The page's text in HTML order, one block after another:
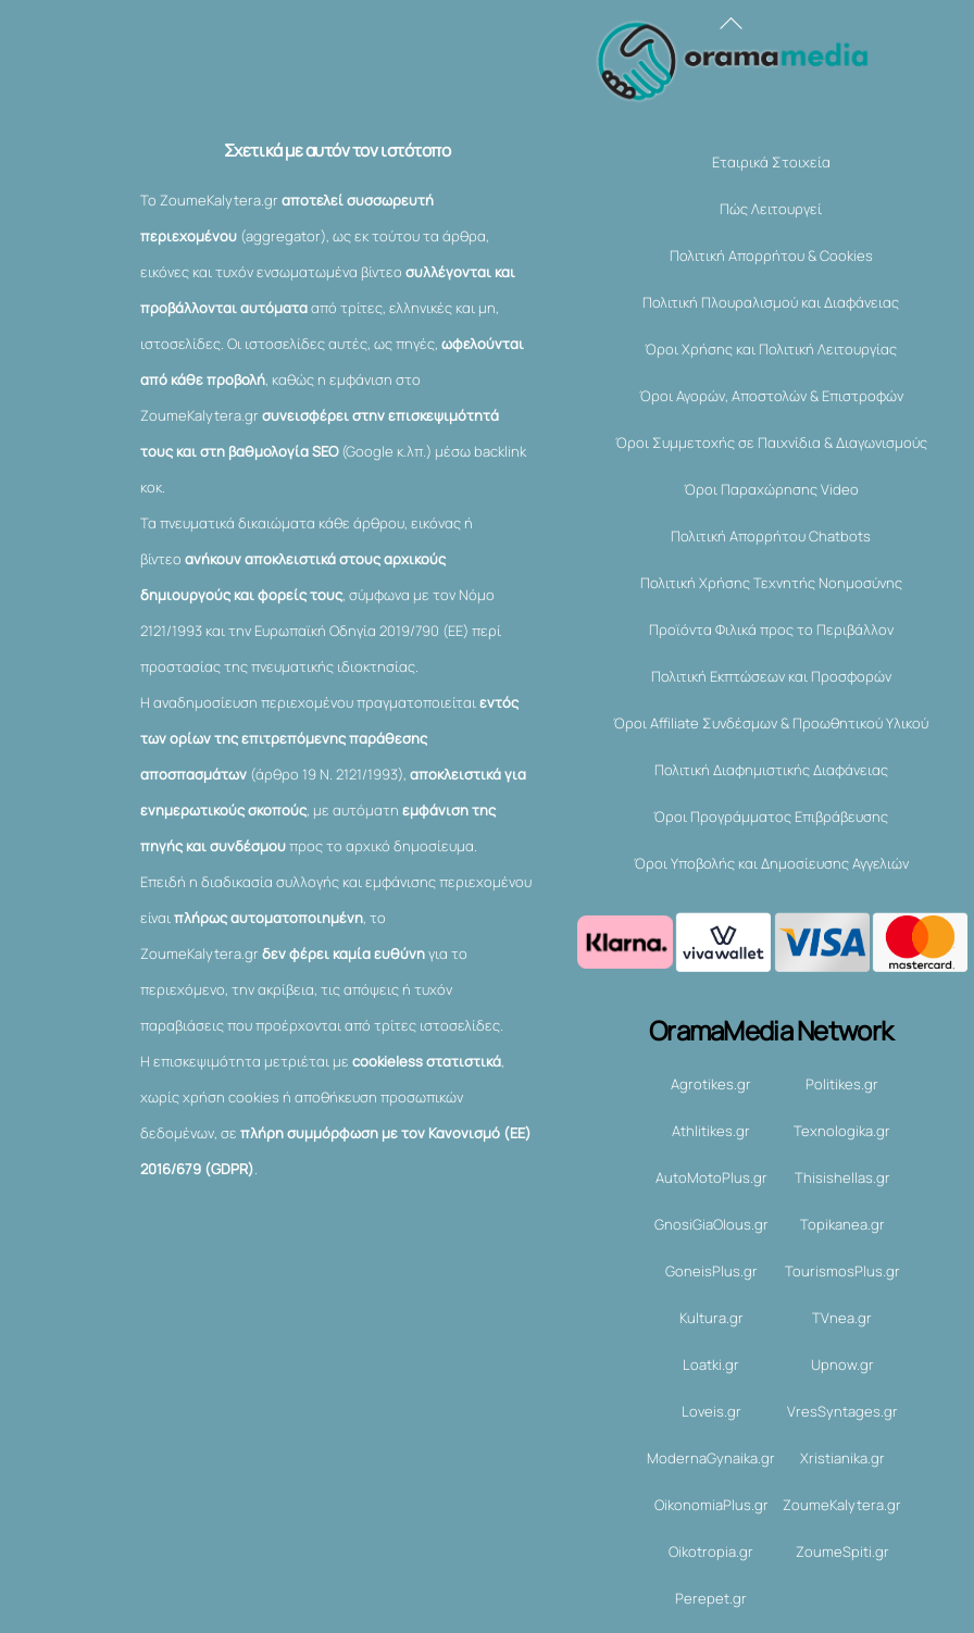
Back
To
Σχετικά με αυτόν τον ιστότοπο
Το ZoumeKalytera.grαποτελεί συσσωρευτή
περιεχομένου (aggregator), ως εκ τούτου τα άρθρα,
εικόνες και τυχόν ενσωματωμένα βίντεοσυλλέγονται και
προβάλλονται αυτόματααπό τρίτες, ελληνικές και μη,
ιστοσελίδες. Οι ιστοσελίδες αυτές, ως πηγές,ωφελούνται
από κάθε προβολή, καθώς η εμφάνιση στο
ZoumeKalytera.gr συνεισφέρει στην επισκεψιμότητά
τους και στη βαθμολογία SEO(Google κ.λπ.) μέσω backlink
κοκ.
Τα πνευματικά δικαιώματα κάθε άρθρου, εικόνας ή
βίντεοανήκουν αποκλειστικά στους αρχικούς
δημιουργούς και φορείς τους, σύμφωνα με τον Νόμο
2121/1993 και την Ευρωπαϊκή Οδηγία 2019/790 (ΕΕ) περί
προστασίας της πνευματικής ιδιοκτησίας.
Η αναδημοσίευση περιεχομένου πραγματοποιείταιεντός
των ορίων της επιτρεπόμενης παράθεσης
αποσπασμάτων (άρθρο 19 Ν. 2121/1993), αποκλειστικά για
ενημερωτικούς σκοπούς, με αυτόματηεμφάνιση της
πηγής και συνδέσμουπρος το αρχικό δημοσίευμα.
Επειδή η διαδικασία συλλογής και εμφάνισης περιεχομένου
είναιπλήρως αυτοματοποιημένη, το
ZoumeKalytera.grδεν φέρει καμία ευθύνηγια το
περιεχόμενο, την ακρίβεια, τις απόψεις ή τυχόν
παραβιάσεις που προέρχονται από τρίτες ιστοσελίδες.
Η επισκεψιμότητα μετριέται μεcookieless στατιστικά,
χωρίς χρήση cookies ή αποθήκευση προσωπικών
δεδομένων, σεπλήρη συμμόρφωση με τον Κανονισμό (ΕΕ)
2016/679 (GDPR).
Εταιρικά Στοιχεία
Πώς Λειτουργεί
Πολιτική Απορρήτου & Cookies
Πολιτική Πλουραλισμού και Διαφάνειας
Όροι Χρήσης και Πολιτική Λειτουργίας
Όροι Αγορών, Αποστολών & Επιστροφών
Όροι Συμμετοχής σε Παιχνίδια & Διαγωνισμούς
Όροι Παραχώρησης Video
Πολιτική Απορρήτου Chatbots
Πολιτική Χρήσης Τεχνητής Νοημοσύνης
Προϊόντα Φιλικά προς το Περιβάλλον
Πολιτική Εκπτώσεων και Προσφορών
Όροι Affiliate Συνδέσμων & Προωθητικού Υλικού
Πολιτική Διαφημιστικής Διαφάνειας
Όροι Προγράμματος Επιβράβευσης
Όροι Υποβολής και Δημοσίευσης Αγγελιών
OramaMedia Network
Agrotikes.gr Politikes.gr
Athlitikes.gr Texnologika.gr
AutoMotoPlus.gr Thisishellas.gr
GnosiGiaOlous.gr Topikanea.gr
GoneisPlus.gr TourismosPlus.gr
Kultura.gr TVnea.gr
Loatki.gr Upnow.gr
Loveis.gr VresSyntages.gr
ModernaGynaika.gr Xristianika.gr
OikonomiaPlus.gr ZoumeKalytera.gr
Oikotropia.gr ZoumeSpiti.gr
Perepet.gr